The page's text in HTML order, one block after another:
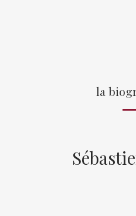
la